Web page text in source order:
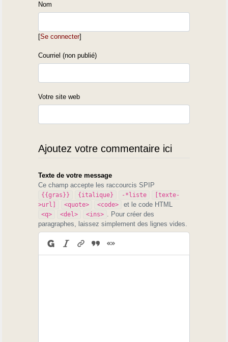
Nom
[Se connecter]
Courriel (non publié)
Votre site web
Ajoutez votre commentaire ici
Texte de votre message
Ce champ accepte les raccourcis SPIP
{{gras}} {italique} -*liste
[texte-
>url]
<quote> <code> et le code HTML
<q> <del> <ins>
. Pour créer des
paragraphes, laissez simplement des lignes vides.